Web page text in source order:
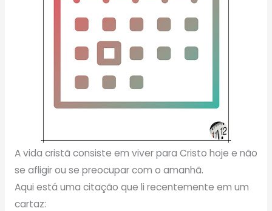
A vida cristã consiste em viver para Cristo hoje e não
se afligir ou se preocupar com o amanhã.
Aqui está uma citação que li recentemente em um
cartaz: